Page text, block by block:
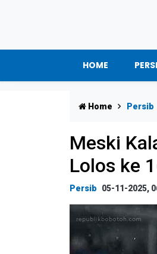
HOME
Home Persib
Meski
Lolos ke
Persib 05-11-2025,